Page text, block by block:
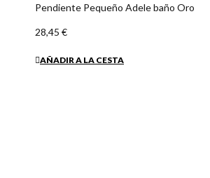
Pendiente Pequeño Adele baño Oro
28,45 €
AÑADIR A LA CESTA